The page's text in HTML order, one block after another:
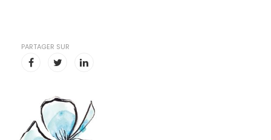
PARTAGER SUR